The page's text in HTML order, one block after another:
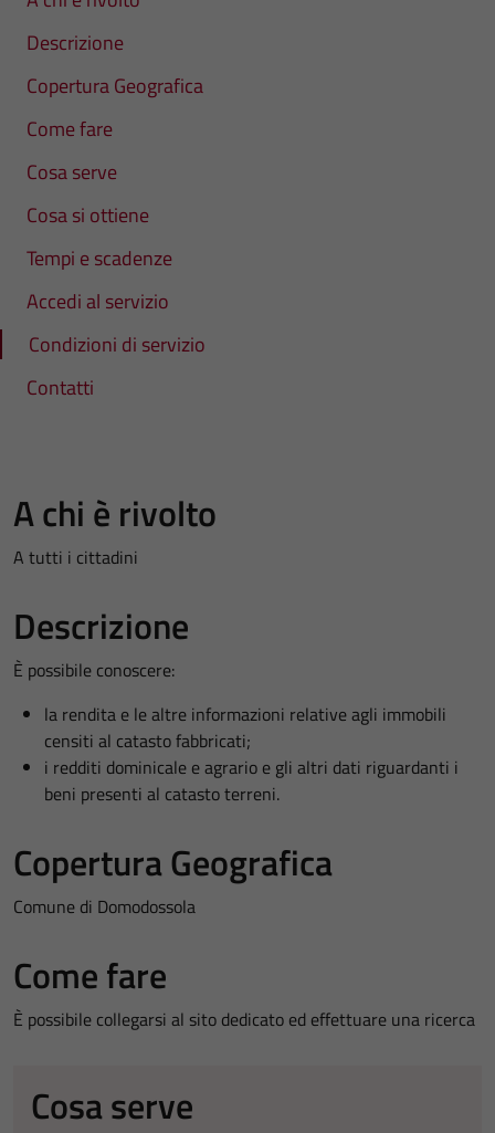
Descrizione
Copertura Geografica
Come fare
Cosa serve
Cosa si ottiene
Tempi e scadenze
Accedi al servizio
Condizioni di servizio
Contatti
A chi è rivolto
A tutti i cittadini
Descrizione
È possibile conoscere:
la rendita e le altre informazioni relative agli immobili
censiti al catasto fabbricati;
i redditi dominicale e agrario e gli altri dati riguardanti i
beni presenti al catasto terreni.
Copertura Geografica
Comune di Domodossola
Come fare
È possibile collegarsi al sito dedicato ed effettuare una ricerca
Cosa serve